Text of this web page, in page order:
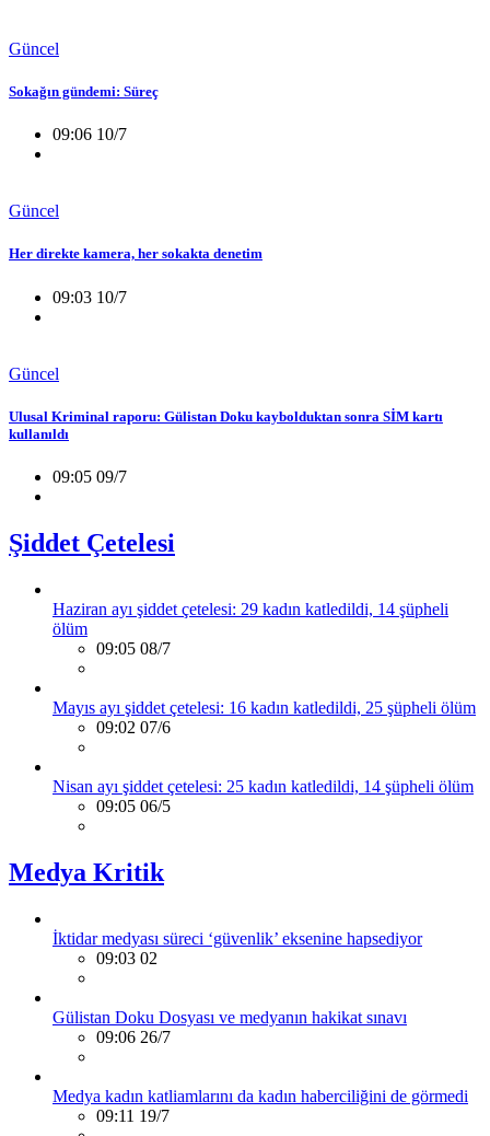
Güncel
Sokağın gündemi: Süreç
09:06 10/7
Güncel
Her direkte kamera, her sokakta denetim
09:03 10/7
Güncel
Ulusal Kriminal raporu: Gülistan Doku kaybolduktan sonra SİM kartı
kullanıldı
09:05 09/7
Şiddet Çetelesi
Haziran ayı şiddet çetelesi: 29 kadın katledildi, 14 şüpheli
ölüm
09:05 08/7
Mayıs ayı şiddet çetelesi: 16 kadın katledildi, 25 şüpheli ölüm
09:02 07/6
Nisan ayı şiddet çetelesi: 25 kadın katledildi, 14 şüpheli ölüm
09:05 06/5
Medya Kritik
İktidar medyası süreci ‘güvenlik’ eksenine hapsediyor
09:03 02
Gülistan Doku Dosyası ve medyanın hakikat sınavı
09:06 26/7
Medya kadın katliamlarını da kadın haberciliğini de görmedi
09:11 19/7